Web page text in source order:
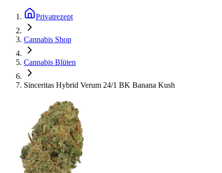
Privatrezept
Cannabis Shop
Cannabis Blüten
Sinceritas Hybrid Verum 24/1 BK Banana Kush